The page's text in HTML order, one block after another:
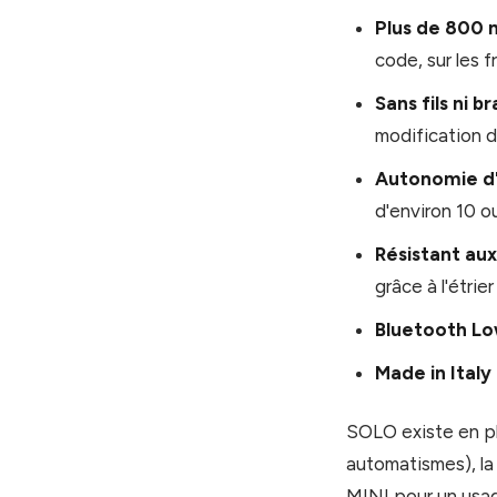
Plus de 800
code, sur les
Sans fils ni
modification
Autonomie
d'environ 10
Résistant
grâce à
Bluetooth
Made in
SOLO existe en
automatismes),